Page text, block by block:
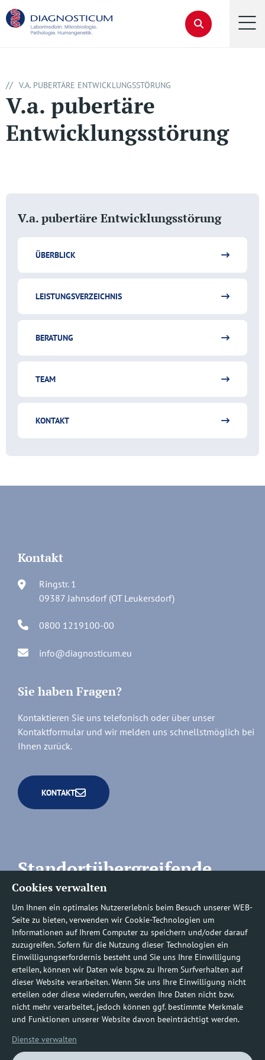
Cookies verwalten
Um Ihnen ein optimales Nutzererlebnis beim Besuch unserer WEB-
Seite zu bieten, verwenden wir Cookie-Technologien um
Informationen auf Ihrem Computer zu speichern und/oder darauf
zuzugreifen. Sofern für die Nutzung dieser Technologien ein
Einwilligungserfordernis besteht und Sie uns Ihre Einwilligung
erteilen, können wir Daten wie bspw. zu Ihrem Surfverhalten auf
dieser Website verarbeiten. Wenn Sie uns Ihre Einwilligung nicht
erteilen oder diese wiederrufen, werden Ihre Daten nicht bzw.
nicht mehr verarbeitet, jedoch können ggf. bestimmte Merkmale
und Funktionen unserer Website davon beeinträchtigt werden.
Dienste verwalten
V.a. pubertäre Entwicklungsstörung
ÜBERBLICK
LEISTUNGSVERZEICHNIS
BERATUNG
TEAM
KONTAKT
// V.A. PUBERTÄRE ENTWICKLUNGSSTÖRUNG
V.a. pubertäre
Entwicklungsstörung
Kontakt
Ringstr. 1
09387 Jahnsdorf (OT Leukersdorf)
0800 1219100-00
info@diagnosticum.eu
Sie haben Fragen?
Kontaktieren Sie uns telefonisch oder über unser
Kontaktformular und wir melden uns schnellstmöglich bei
Ihnen zurück.
KONTAKT
Standortübergreifende
Rufnummern
Befundauskünfte/
Nachforderungen
0800 1219100-10